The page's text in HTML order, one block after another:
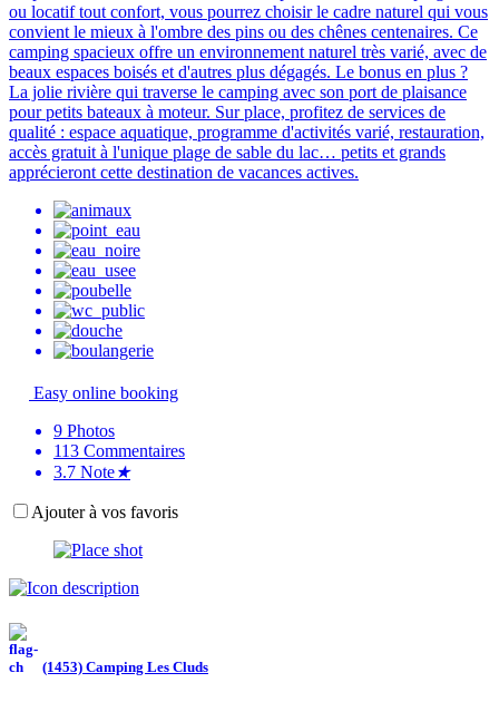
ou locatif tout confort, vous pourrez choisir le cadre naturel qui vous
convient le mieux à l'ombre des pins ou des chênes centenaires. Ce
camping spacieux offre un environnement naturel très varié, avec de
beaux espaces boisés et d'autres plus dégagés. Le bonus en plus ?
La jolie rivière qui traverse le camping avec son port de plaisance
pour petits bateaux à moteur. Sur place, profitez de services de
qualité : espace aquatique, programme d'activités varié, restauration,
accès gratuit à l'unique plage de sable du lac… petits et grands
apprécieront cette destination de vacances actives.
Easy online booking
9 Photos
113 Commentaires
3.7 Note★
Ajouter à vos favoris
(1453) Camping Les Cluds